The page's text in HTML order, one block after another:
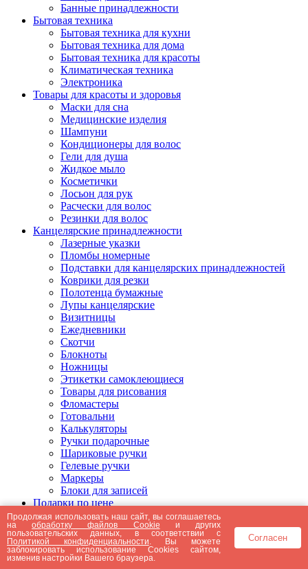
Банные принадлежности
Бытовая техника
Бытовая техника для кухни
Бытовая техника для дома
Бытовая техника для красоты
Климатическая техника
Электроника
Товары для красоты и здоровья
Маски для сна
Медицинские изделия
Шампуни
Кондиционеры для волос
Гели для душа
Жидкое мыло
Косметички
Лосьон для рук
Расчески для волос
Резинки для волос
Канцелярские принадлежности
Лазерные указки
Пломбы номерные
Подставки для канцелярских принадлежностей
Коврики для резки
Полотенца бумажные
Лупы канцелярские
Визитницы
Ежедневники
Скотчи
Блокноты
Ножницы
Этикетки самоклеющиеся
Товары для рисования
Фломастеры
Готовальни
Калькуляторы
Ручки подарочные
Шариковые ручки
Гелевые ручки
Маркеры
Блоки для записей
Подарки по цене
Подарки от 5000 рублей
Подарки до 5000 рублей
Подарки до 3000 рублей
Подарки до 2000 рублей
Подарки до 1000 рублей
Продолжая использовать наш сайт, вы соглашаетесь
наобработку файлов Cookie и других
пользовательских данных, в соответствии с
Политикой конфиденциальности . Вы можете
заблокировать использование Cookies сайтом,
изменив настройки Вашего браузера.
Согласен